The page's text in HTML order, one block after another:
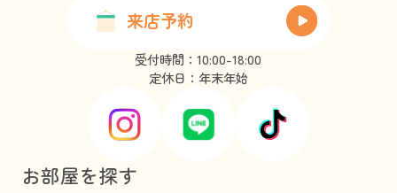
来店予約
受付時間：10:00-18:00
定休日：年末年始
お部屋を探す